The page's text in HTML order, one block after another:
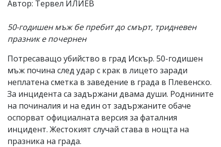
Ако
обиден
за
вас
моля
сигнализирайте
Автор: Тервел ИЛИЕВ
50-годишен мъж бе пребит до смърт, тридневен
празник е почернен
Потресаващо убийство в град Искър. 50-годишен
мъж почина след удар с крак в лицето заради
неплатена сметка в заведение в града в Плевенско.
За инцидента са задържани двама души. Роднините
на починалия и на един от задържаните обаче
оспорват официалната версия за фаталния
инцидент. Жестокият случай става в нощта на
празника на града.